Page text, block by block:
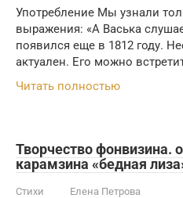
Употребление Мы узнали
выражения: «А Васька
появился еще в 1812 году.
актуален. Его можно
Читать полностью
Творчество фонвизина.
карамзина «бедная
Стихи Елена Петрова